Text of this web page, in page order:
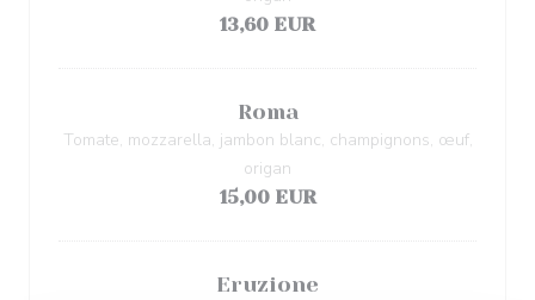
13,60 EUR
Roma
Tomate, mozzarella, jambon blanc, champignons, œuf,
origan
15,00 EUR
Eruzione